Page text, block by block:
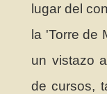
lugar del
la 'Torre de
un vistazo
de cursos,